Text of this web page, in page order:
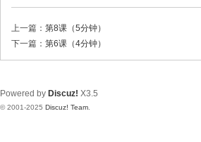
上一篇： 第8课（5分钟）
下一篇： 第6课（4分钟）
Powered by Discuz! X3.5
© 2001-2025 Discuz! Team